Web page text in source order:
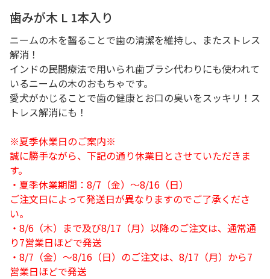
歯みが木 L 1本入り
ニームの木を齧ることで歯の清潔を維持し、またストレス
解消！
インドの民間療法で用いられ歯ブラシ代わりにも使われて
いるニームの木のおもちゃです。
愛犬がかじることで歯の健康とお口の臭いをスッキリ！ス
トレス解消にも！
※夏季休業日のご案内※
誠に勝手ながら、下記の通り休業日とさせていただきま
す。
・夏季休業期間：8/7（金）～8/16（日）
ご注文日によって発送日が異なりますのでご了承くださ
い。
・8/6（木）まで及び8/17（月）以降のご注文は、通常通
り7営業日ほどで発送
・8/7（金）～8/16（日）のご注文は、8/17（月）から7
営業日ほどで発送